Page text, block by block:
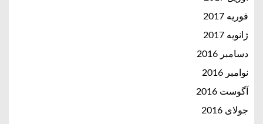
فوریه 2017
ژانویه 2017
دسامبر 2016
نوامبر 2016
آگوست 2016
جولای 2016